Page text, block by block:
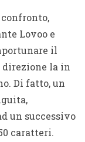
Lovoo e
il
direzione la in
Di fatto, un
un successivo
caratteri.